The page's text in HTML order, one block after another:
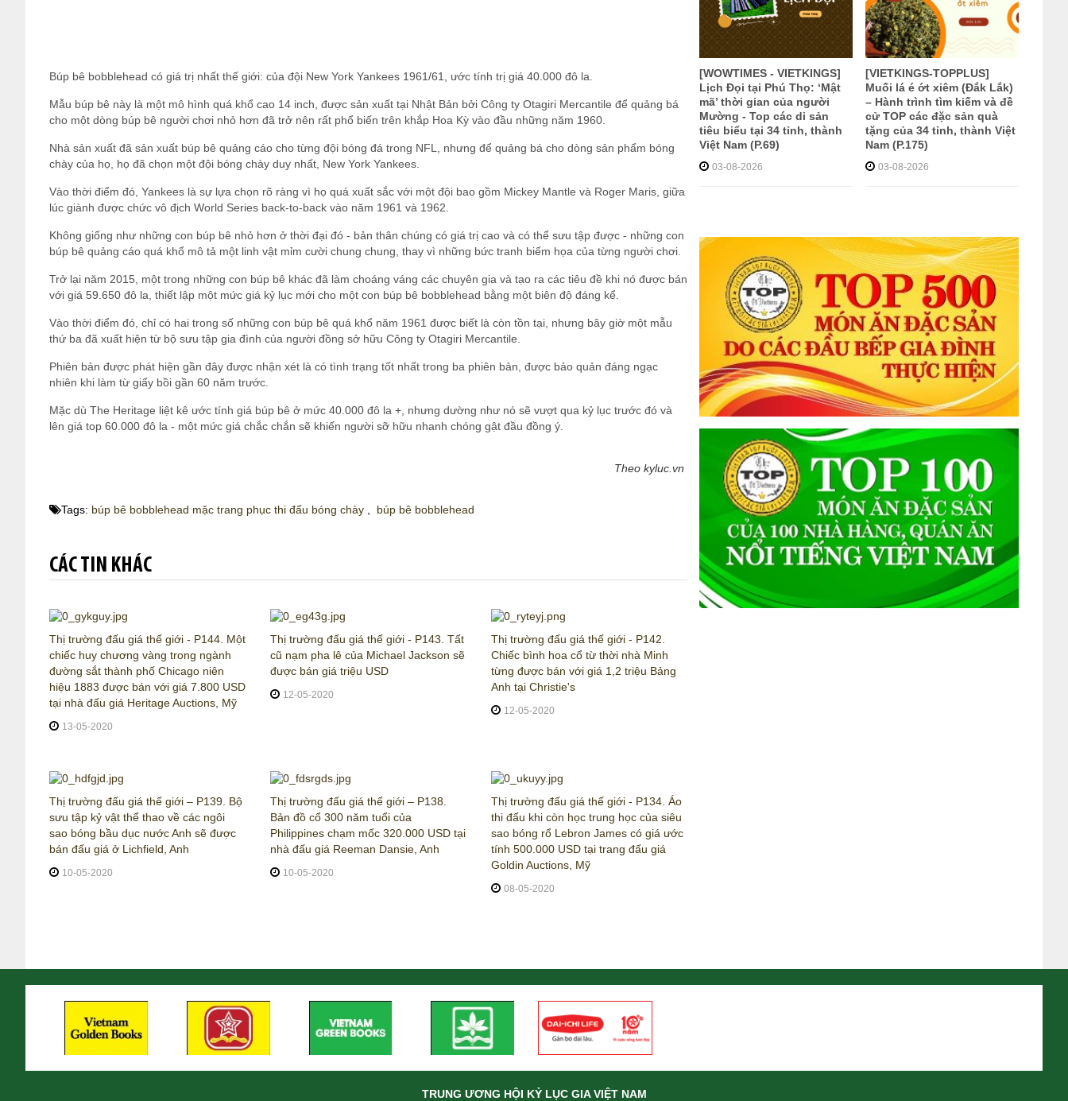
Búp bê bobblehead có giá trị nhất thế giới: của đội New York Yankees 1961/61, ước tính trị giá 40.000 đô la.
Mẫu búp bê này là một mô hình quá khổ cao 14 inch, được sản xuất tại Nhật Bản bởi Công ty Otagiri Mercantile để quảng bá
cho một dòng búp bê người chơi nhỏ hơn đã trở nên rất phổ biến trên khắp Hoa Kỳ vào đầu những năm 1960.
Nhà sản xuất đã sản xuất búp bê quảng cáo cho từng đội bóng đá trong NFL, nhưng để quảng bá cho dòng sản phẩm bóng
chày của họ, họ đã chọn một đội bóng chày duy nhất, New York Yankees.
Vào thời điểm đó, Yankees là sự lựa chọn rõ ràng vì họ quá xuất sắc với một đội bao gồm Mickey Mantle và Roger Maris, giữa
lúc giành được chức vô địch World Series back-to-back vào năm 1961 và 1962.
Không giống như những con búp bê nhỏ hơn ở thời đại đó - bản thân chúng có giá trị cao và có thể sưu tập được - những con
búp bê quảng cáo quá khổ mô tả một linh vật mỉm cười chung chung, thay vì những bức tranh biếm họa của từng người chơi.
Trở lại năm 2015, một trong những con búp bê khác đã làm choáng váng các chuyên gia và tạo ra các tiêu đề khi nó được bán
với giá 59.650 đô la, thiết lập một mức giá kỷ lục mới cho một con búp bê bobblehead bằng một biên độ đáng kể.
Vào thời điểm đó, chỉ có hai trong số những con búp bê quá khổ năm 1961 được biết là còn tồn tại, nhưng bây giờ một mẫu
thứ ba đã xuất hiện từ bộ sưu tập gia đình của người đồng sở hữu Công ty Otagiri Mercantile.
Phiên bản được phát hiện gần đây được nhận xét là có tình trạng tốt nhất trong ba phiên bản, được bảo quản đáng ngạc
nhiên khi làm từ giấy bồi gần 60 năm trước.
Mặc dù The Heritage liệt kê ước tính giá búp bê ở mức 40.000 đô la +, nhưng dường như nó sẽ vượt qua kỷ lục trước đó và
lên giá top 60.000 đô la - một mức giá chắc chắn sẽ khiến người sỡ hữu nhanh chóng gật đầu đồng ý.
Theo kyluc.vn
Tags: búp bê bobblehead mặc trang phục thi đấu bóng chày búp bê bobblehead
CÁC TIN KHÁC
Thị trường đấu giá thế giới - P144. Một
chiếc huy chương vàng trong ngành
đường sắt thành phố Chicago niên
hiệu 1883 được bán với giá 7.800 USD
tại nhà đấu giá Heritage Auctions, Mỹ
13-05-2020
Thị trường đấu giá thế giới - P143. Tất
cũ nạm pha lê của Michael Jackson sẽ
được bán giá triệu USD
12-05-2020
Thị trường đấu giá thế giới - P142.
Chiếc bình hoa cổ từ thời nhà Minh
từng được bán với giá 1,2 triệu Bảng
Anh tại Christie's
12-05-2020
Thị trường đấu giá thế giới – P139. Bộ
sưu tập kỷ vật thể thao về các ngôi
sao bóng bầu dục nước Anh sẽ được
bán đấu giá ở Lichfield, Anh
10-05-2020
Thị trường đấu giá thế giới – P138.
Bản đồ cổ 300 năm tuổi của
Philippines chạm mốc 320.000 USD tại
nhà đấu giá Reeman Dansie, Anh
10-05-2020
Thị trường đấu giá thế giới - P134. Áo
thi đấu khi còn học trung học của siêu
sao bóng rổ Lebron James có giá ước
tính 500.000 USD tại trang đấu giá
Goldin Auctions, Mỹ
08-05-2020
[WOWTIMES - VIETKINGS]
Lịch Đọi tại Phú Thọ: ‘Mật
mã’ thời gian của người
Mường - Top các di sản
tiêu biểu tại 34 tỉnh, thành
Việt Nam (P.69)
03-08-2026
[VIETKINGS-TOPPLUS]
Muối lá é ớt xiêm (Đắk Lắk)
– Hành trình tìm kiếm và đề
cử TOP các đặc sản quà
tặng của 34 tỉnh, thành Việt
Nam (P.175)
03-08-2026
TRUNG ƯƠNG HỘI KỶ LỤC GIA VIỆT NAM